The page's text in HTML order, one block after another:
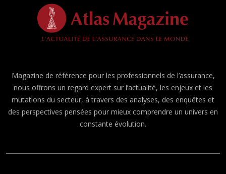
Magazine de référence pour les professionnels de l’assurance,
nous offrons un regard expert sur l’actualité, les enjeux et les
mutations du secteur, à travers des analyses, des enquêtes et
des perspectives pensées pour mieux comprendre un univers en
constante évolution.